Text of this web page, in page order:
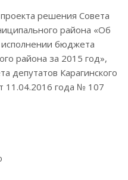
решения Совета
района «Об
бюджета
района за 2015 год»,
депутатов Карагинского
11.04.2016 года № 107